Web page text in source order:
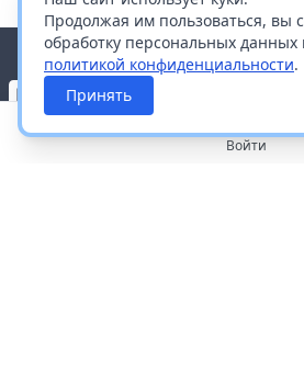
Продолжая им пользоваться, вы
обработку персональных данных
политикой конфиденциальности.
Принять
Войти